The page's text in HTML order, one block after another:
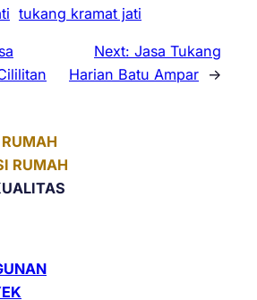
tukang kramat jati
Next: Jasa Tukang
Harian Batu Ampar →
RUMAH